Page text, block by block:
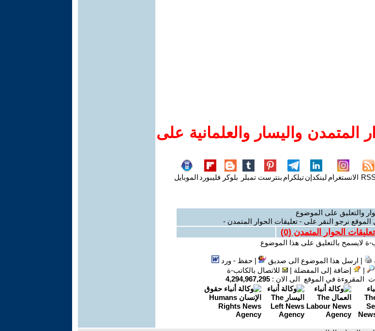
المتمدن واليسار والعلمانية على
الانستغرام لينكدإنتيلكرام بنترست تمبلر بلوكر فليبورد الموبايل
والتعليق على الموضوع
الموقع نرجو النقر على - تعليقات الحوار المتمدن -
تعليقات الحوار المتمدن (0
)
ة لايسمح بالتعليق على هذا الموضوع
| ارسل هذا الموضوع الى صديق |حفظ - ورد
| إضافة إلى المفضلة |
للاتصال بالكاتب-ة
المقروءة في الموقع الى الان : 4,294,967,295